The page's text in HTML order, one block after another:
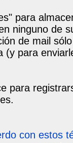
para
ninguno de
de mail
(y para
para
con estos